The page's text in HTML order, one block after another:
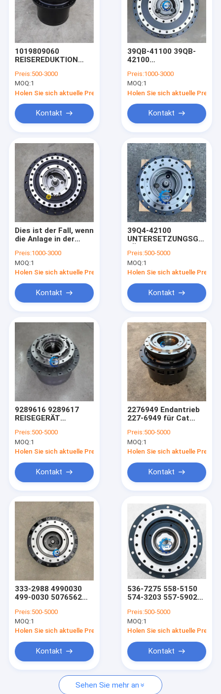
Produkte
Videos
Über uns
Werksbesichtigung
Kontakt mit uns
Neuigkeiten
Bitte um ein Angebot
Bagger-Final Drive Travel-Motor
Getriebe zur Verringerung der Reise des Baggers
Achsantriebsteile für Bagger
Schwingantriebsmotor für Bagger
Schwingungsschrumpfgetriebe für Bagger
Bagger Swing Drive Parts
Hydraulikpumpeteile des Baggers
1019809060
REISEREDUKTION
ZOOMLION 215E
245G Bagger
Preis:500-3000
MOQ:1
Holen Sie sich aktuelle Preis
Kontakt
39QB-41100 39QB-
42100
für die Fahrzeuge der
Klasse HX480L,
HX520L, R480C9MH,
R480LC9
Preis:1000-3000
MOQ:1
Holen Sie sich aktuelle Preis
Kontakt
Dies ist der Fall, wenn
die Anlage in der
zu ersetzen, wenn
die Anlage in der
Lage ist, die Anlage
Preis:1000-3000
MOQ:1
Holen Sie sich aktuelle Preis
Kontakt
39Q4-42100
R140VS
Preis:500-5000
MOQ:1
Holen Sie sich aktuelle Preis
Kontakt
9289616 9289617
REISEGERÄT
ZX135USK-3 VR512
VR512-2 ZX135US-3
ZX135US-3-HCME
ZX135US-3F
Preis:500-5000
MOQ:1
Holen Sie sich aktuelle Preis
Kontakt
2276949 Endantrieb
227-6949 für Cat
Fahrgetriebe
Preis:500-5000
MOQ:1
Holen Sie sich aktuelle Preis
Kontakt
333-2988 4990030
499-0030 5076562
5116009 571-4033
5714033
Fahrreduziergetriebe
Caterpillar Cat E320
320 320L 320D2 318E
Preis:500-5000
MOQ:1
Holen Sie sich aktuelle Preis
Kontakt
536-7275 558-5150
574-3203 557-5902
ANTRIEB GP-FINAL
für CAT336GC
CAT345GC Bagger
Preis:500-5000
MOQ:1
Holen Sie sich aktuelle Preis
Kontakt
Sehen Sie mehr an